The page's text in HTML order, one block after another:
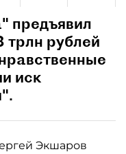
предъявил
трлн рублей
иск
Экшаров